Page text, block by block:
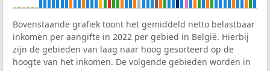
Bovenstaande grafiek toont het gemiddeld netto belastbaar
inkomen per aangifte in 2022 per gebied in België. Hierbij
zijn de gebieden van laag naar hoog gesorteerd op de
hoogte van het inkomen. De volgende gebieden worden in